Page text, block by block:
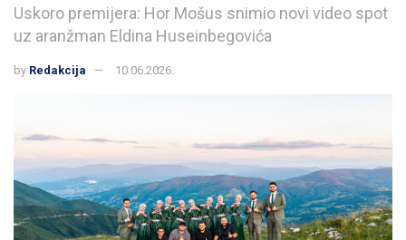
Uskoro premijera: Hor Mošus snimio novi video spot
uz aranžman Eldina Huseinbegovića
by Redakcija 10.06.2026.